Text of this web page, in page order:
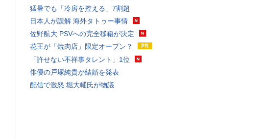
猛暑でも「冷房を控える」7割超
日本人が誤解 海外タトゥー事情
佐野航大 PSVへの完全移籍が決定
花王が「焼肉店」限定オープン？
「許せない不祥事タレント」1位
俳優の戸塚純貴が結婚を発表
配信で激怒 堀大輔氏が物議